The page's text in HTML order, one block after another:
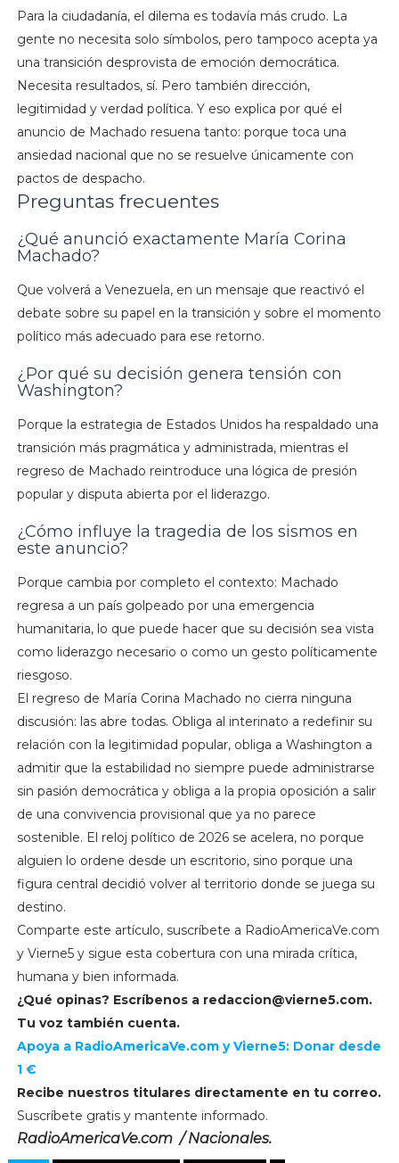
Para la ciudadanía, el dilema es todavía más crudo. La
gente no necesita solo símbolos, pero tampoco acepta ya
una transición desprovista de emoción democrática.
Necesita resultados, sí. Pero también dirección,
legitimidad y verdad política. Y eso explica por qué el
anuncio de Machado resuena tanto: porque toca una
ansiedad nacional que no se resuelve únicamente con
pactos de despacho.
Preguntas frecuentes
¿Qué anunció exactamente María Corina
Machado?
Que volverá a Venezuela, en un mensaje que reactivó el
debate sobre su papel en la transición y sobre el momento
político más adecuado para ese retorno.
¿Por qué su decisión genera tensión con
Washington?
Porque la estrategia de Estados Unidos ha respaldado una
transición más pragmática y administrada, mientras el
regreso de Machado reintroduce una lógica de presión
popular y disputa abierta por el liderazgo.
¿Cómo influye la tragedia de los sismos en
este anuncio?
Porque cambia por completo el contexto: Machado
regresa a un país golpeado por una emergencia
humanitaria, lo que puede hacer que su decisión sea vista
como liderazgo necesario o como un gesto políticamente
riesgoso.
El regreso de María Corina Machado no cierra ninguna
discusión: las abre todas. Obliga al interinato a redefinir su
relación con la legitimidad popular, obliga a Washington a
admitir que la estabilidad no siempre puede administrarse
sin pasión democrática y obliga a la propia oposición a salir
de una convivencia provisional que ya no parece
sostenible. El reloj político de 2026 se acelera, no porque
alguien lo ordene desde un escritorio, sino porque una
figura central decidió volver al territorio donde se juega su
destino.
Comparte este artículo, suscríbete a RadioAmericaVe.com
y Vierne5 y sigue esta cobertura con una mirada crítica,
humana y bien informada.
¿Qué opinas? Escríbenos a redaccion@vierne5.com.
Tu voz también cuenta.
Apoya a RadioAmericaVe.com y Vierne5: Donar desde
1 €
Recibe nuestros titulares directamente en tu correo.
Suscríbete gratis y mantente informado.
RadioAmericaVe.com / Nacionales.